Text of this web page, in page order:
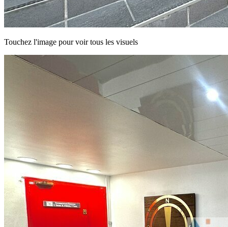
Touchez l'image pour voir tous les visuels